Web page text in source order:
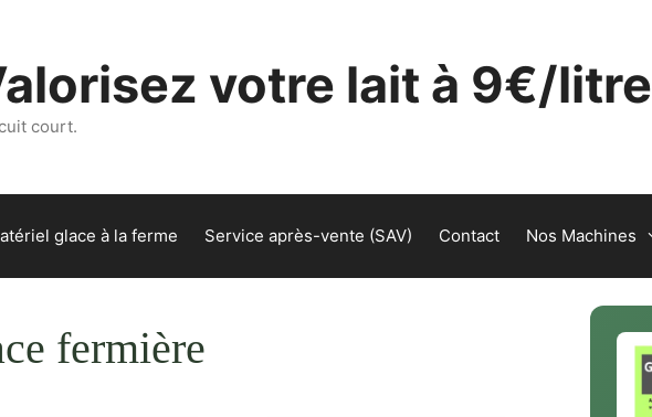
votre lait à 9€/litre
court.
glace à la ferme Service après-vente (SAV) Contact Nos Machines
fermière